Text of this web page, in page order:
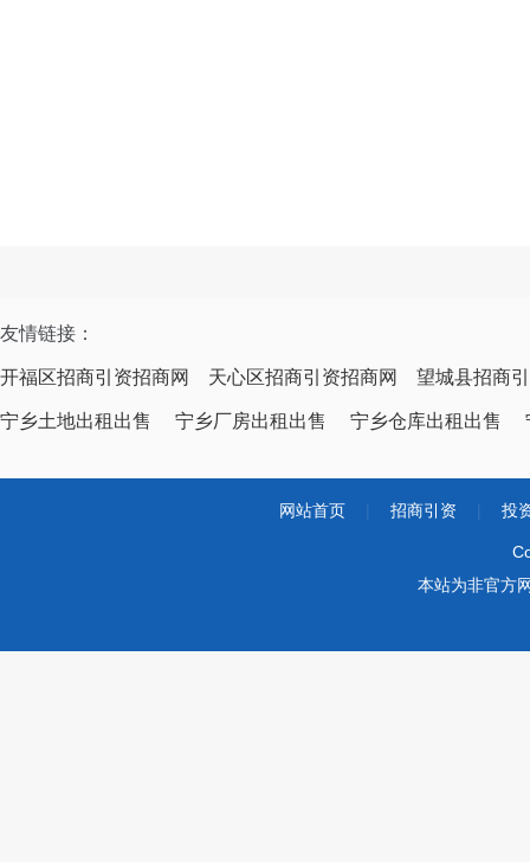
友情链接：
开福区招商引资招商网 天心区招商引资招商网 望城县招商
宁乡土地出租出售 宁乡厂房出租出售 宁乡仓库出租出售
网站首页 招商引资 投
本站为非官方